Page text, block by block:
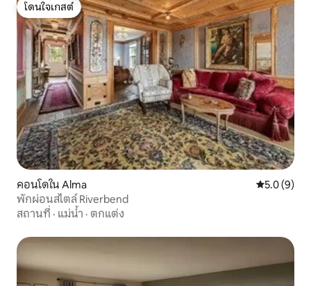
โดนใจเกสต์
โดนใจเกสต์
คอนโดใน Alma คะแนนเฉลี่
5.0 (9)
พักผ่อนสไตล์ Riverbend
สถานที่ · แม่น้ำ · ตกแต่ง